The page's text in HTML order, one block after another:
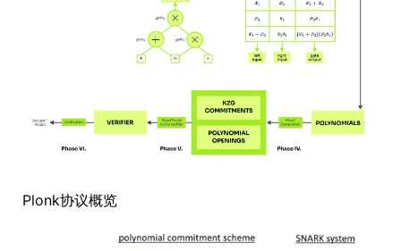
Plonk协议概览